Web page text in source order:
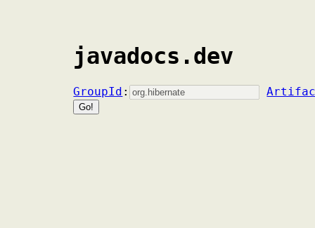
javadocs.dev
GroupId :